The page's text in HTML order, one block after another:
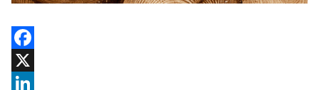
Facebook
X